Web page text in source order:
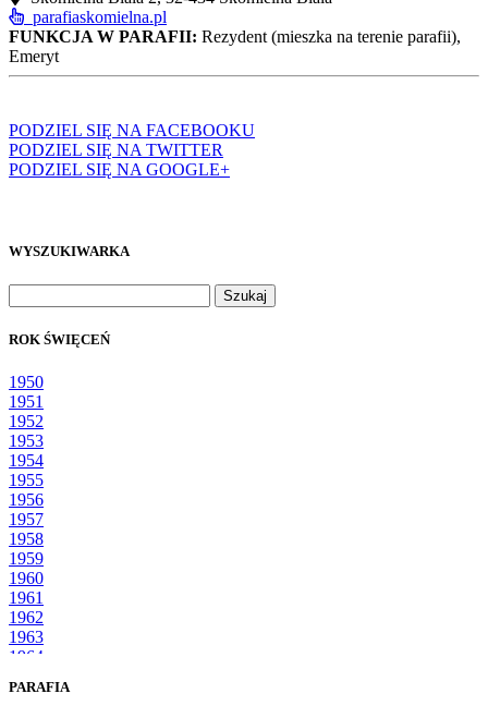
parafiaskomielna.pl
FUNKCJA W PARAFII: Rezydent (mieszka na terenie parafii),
Emeryt
PODZIEL SIĘ NA FACEBOOKU
PODZIEL SIĘ NA TWITTER
PODZIEL SIĘ NA GOOGLE+
WYSZUKIWARKA
ROK ŚWIĘCEŃ
1950
1951
1952
1953
1954
1955
1956
1957
1958
1959
1960
1961
1962
1963
1964
1966
PARAFIA